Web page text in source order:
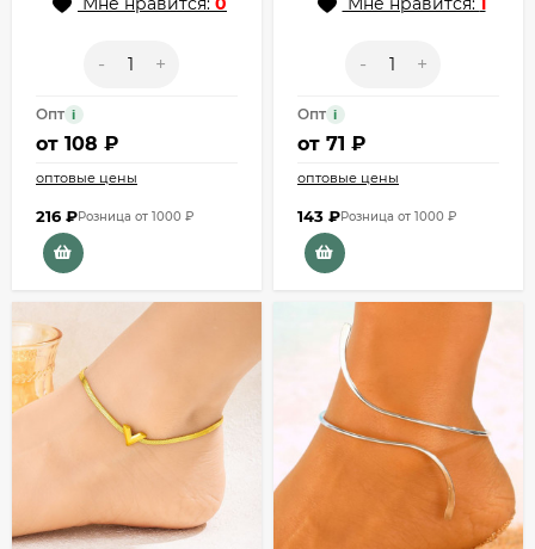
- +
Опт i
от 108 ₽
оптовые цены
216 ₽Розница от 1000 ₽
- +
Опт i
от 71 ₽
оптовые цены
143 ₽Розница от 1000 ₽